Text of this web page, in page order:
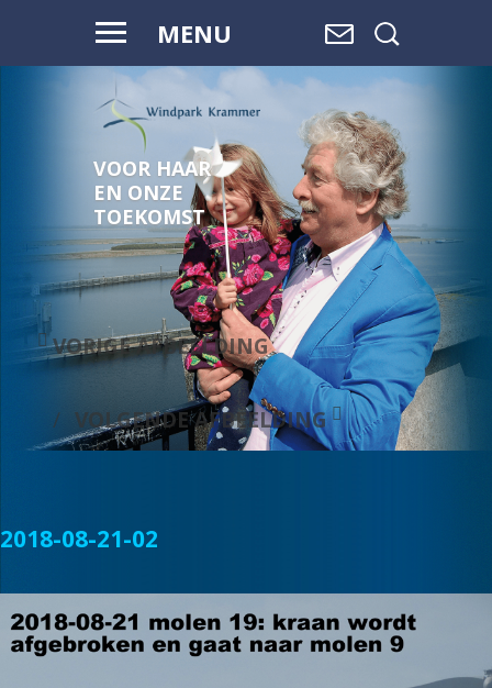
MENU
VOOR HAAR
EN ONZE
TOEKOMST
VORIGE AFBEELDING
VOLGENDE AFBEELDING
2018-08-21-02